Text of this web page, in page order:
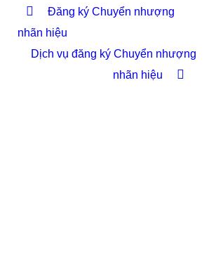
Đăng ký Chuyển nhượng
nhãn hiệu
Dịch vụ đăng ký Chuyển nhượng
nhãn hiệu